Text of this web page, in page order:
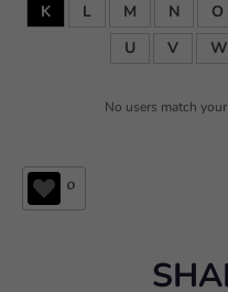
K
L M N O
U
V W
No users match
0